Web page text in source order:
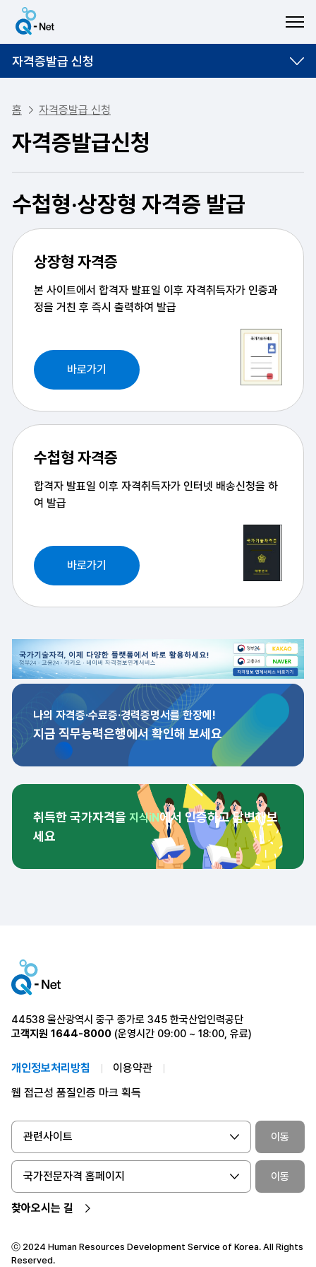
자격증발급 신청
홈 자격증발급 신청
자격증발급신청
수첩형·상장형 자격증 발급
상장형 자격증
본 사이트에서 합격자 발표일 이후 자격취득자가 인증과
정을 거친 후 즉시 출력하여 발급
바로가기
수첩형 자격증
합격자 발표일 이후 자격취득자가 인터넷 배송신청을 하
여 발급
바로가기
나의 자격증·수료증·경력증명서를 한장에!
지금 직무능력은행에서 확인해 보세요
취득한 국가자격을 지식iN 에서 인증하고 답변해보
세요
44538 울산광역시 중구 종가로 345 한국산업인력공단
고객지원 1644-8000 (운영시간 09:00 ~ 18:00, 유료)
개인정보처리방침
이용약관
웹 접근성 품질인증 마크 획득
관련사이트 이동
국가전문자격 홈페이지 이동
찾아오시는 길
ⓒ 2024 Human Resources Development Service of Korea. All Rights
Reserved.